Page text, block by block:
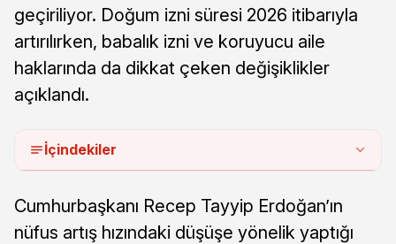
geçiriliyor. Doğum izni süresi 2026 itibarıyla
artırılırken, babalık izni ve koruyucu aile
haklarında da dikkat çeken değişiklikler
açıklandı.
İçindekiler
Cumhurbaşkanı Recep Tayyip Erdoğan’ın
nüfus artış hızındaki düşüşe yönelik yaptığı